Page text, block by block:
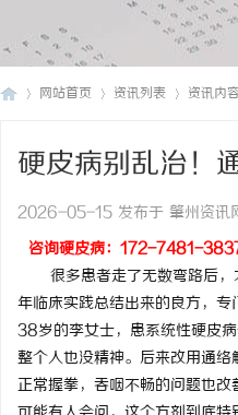
网站首页 资讯列表 资讯内
硬皮病别乱治！
2026-05-15 发布于 肇州资讯
咨询硬皮病：172-7481-
很多患者走了无数弯路后，
年临床实践总结出来的良方，
38岁的李女士，患系统性硬皮
整个人也没精神。后来改用通
正常握拳，吞咽不畅的问题也改